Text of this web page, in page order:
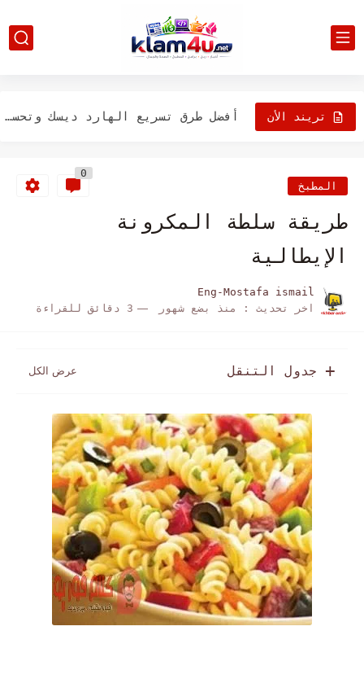
تريند الأن
كيف أعرف جيل المعالج؟ طريقة معرفة جيل البروسيسور بسهولة
أفضل طرق تسريع الهارد ديسك وتحسين أداء الكمبيوتر بشكل ملحوظ
المطبخ
0
طريقة سلطة المكرونة
الإيطالية
Eng-Mostafa ismail
اخر تحديث :
منذ بضع شهور 3 دقائق للقراءة
جدول التنقل